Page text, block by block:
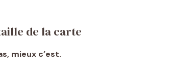
de la carte
mieux c’est.